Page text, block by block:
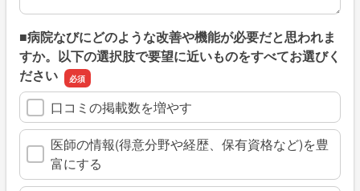
■病院なびにどのような改善や機能が必要だと思われま
すか。以下の選択肢で要望に近いものをすべてお選びく
ださい
口コミの掲載数を増やす
医師の情報(得意分野や経歴、保有資格など)を豊
富にする